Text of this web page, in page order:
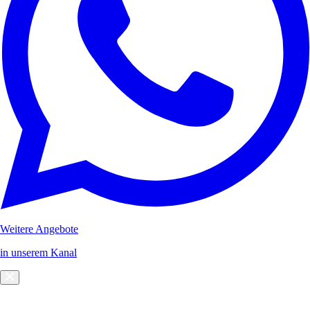
Weitere Angebote
in unserem Kanal